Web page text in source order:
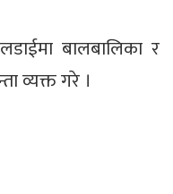
बालबालिका र
व्यक्त गरे ।